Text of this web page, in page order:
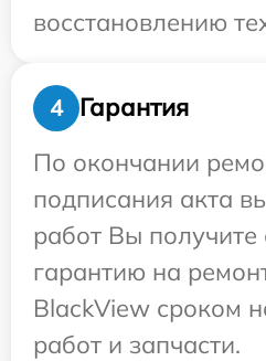
восстановлению
4
Гарантия
По окончании
подписания акта
работ Вы
гарантию на
BlackView сроком
работ и запчасти.